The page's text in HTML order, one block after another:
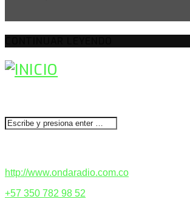
http://www.ondaradio.com.co
+57 350 782 98 52